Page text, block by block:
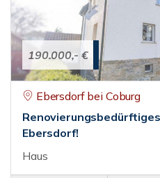
190.000,- €
Ebersdorf bei Coburg
Ebersdorf!
Haus